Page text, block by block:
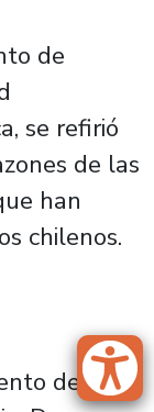
de
se refirió
de las
han
chilenos.
de